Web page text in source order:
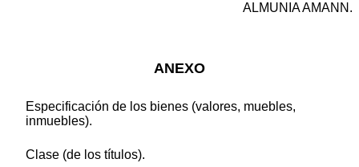
ALMUNIA AMANN.
ANEXO
Especificación de los bienes (valores, muebles,
inmuebles).
Clase (de los títulos).